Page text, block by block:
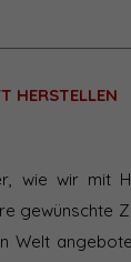
HERSTELLEN
wie wir mit
gewünschte
Welt